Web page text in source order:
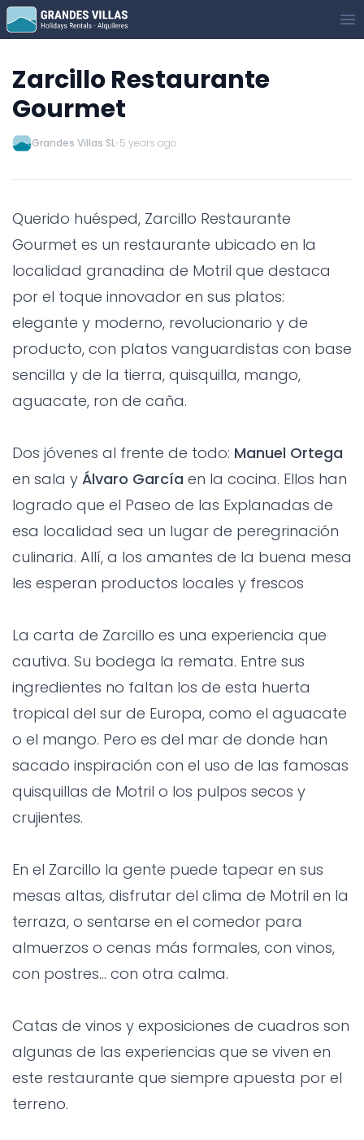
Grandes Villas
Zarcillo Restaurante
Gourmet
Grandes Villas SL•5 years ago
Querido huésped, Zarcillo Restaurante
Gourmet es un restaurante ubicado en la
localidad granadina de Motril que destaca
por el toque innovador en sus platos:
elegante y moderno, revolucionario y de
producto, con platos vanguardistas con base
sencilla y de la tierra, quisquilla, mango,
aguacate, ron de caña.
Dos jóvenes al frente de todo: Manuel Ortega
en sala y Álvaro García en la cocina. Ellos han
logrado que el Paseo de las Explanadas de
esa localidad sea un lugar de peregrinación
culinaria. Allí, a los amantes de la buena mesa
les esperan productos locales y frescos
La carta de Zarcillo es una experiencia que
cautiva. Su bodega la remata. Entre sus
ingredientes no faltan los de esta huerta
tropical del sur de Europa, como el aguacate
o el mango. Pero es del mar de donde han
sacado inspiración con el uso de las famosas
quisquillas de Motril o los pulpos secos y
crujientes.
En el Zarcillo la gente puede tapear en sus
mesas altas, disfrutar del clima de Motril en la
terraza, o sentarse en el comedor para
almuerzos o cenas más formales, con vinos,
con postres... con otra calma.
Catas de vinos y exposiciones de cuadros son
algunas de las experiencias que se viven en
este restaurante que siempre apuesta por el
terreno.